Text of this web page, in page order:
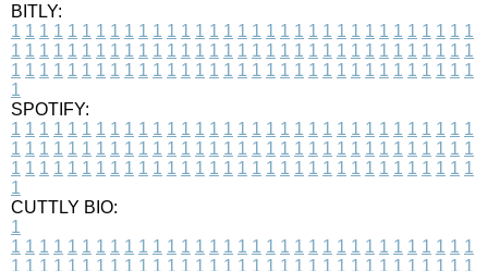
BITLY:
1 1 1 1 1 1 1 1 1 1 1 1 1 1 1 1 1 1 1 1 1 1 1 1 1 1 1 1 1 1 1 1 1
1 1 1 1 1 1 1 1 1 1 1 1 1 1 1 1 1 1 1 1 1 1 1 1 1 1 1 1 1 1 1 1 1
1 1 1 1 1 1 1 1 1 1 1 1 1 1 1 1 1 1 1 1 1 1 1 1 1 1 1 1 1 1 1 1 1
1
SPOTIFY:
1 1 1 1 1 1 1 1 1 1 1 1 1 1 1 1 1 1 1 1 1 1 1 1 1 1 1 1 1 1 1 1 1
1 1 1 1 1 1 1 1 1 1 1 1 1 1 1 1 1 1 1 1 1 1 1 1 1 1 1 1 1 1 1 1 1
1 1 1 1 1 1 1 1 1 1 1 1 1 1 1 1 1 1 1 1 1 1 1 1 1 1 1 1 1 1 1 1 1
1
CUTTLY BIO:
1
1 1 1 1 1 1 1 1 1 1 1 1 1 1 1 1 1 1 1 1 1 1 1 1 1 1 1 1 1 1 1 1 1
1 1 1 1 1 1 1 1 1 1 1 1 1 1 1 1 1 1 1 1 1 1 1 1 1 1 1 1 1 1 1 1 1